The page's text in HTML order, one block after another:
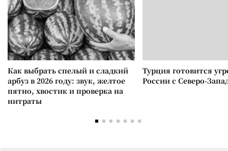
Как выбрать спелый и сладкий
арбуз в 2026 году: звук, желтое
пятно, хвостик и проверка на
нитраты
Турция готовится
России с Северо-